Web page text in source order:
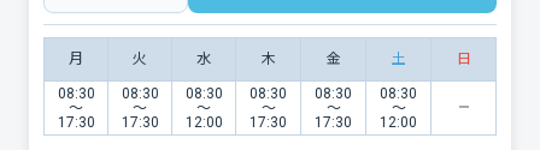
月 火 水 木 金 土 日
08:30
〜
17:30
08:30
〜
17:30
08:30
〜
12:00
08:30
〜
17:30
08:30
〜
17:30
08:30
〜
12:00